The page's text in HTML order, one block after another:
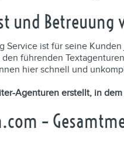
und Betreuung
Service ist für seine
den führenden
hier schnell und
Agenturen erstellt, in
–